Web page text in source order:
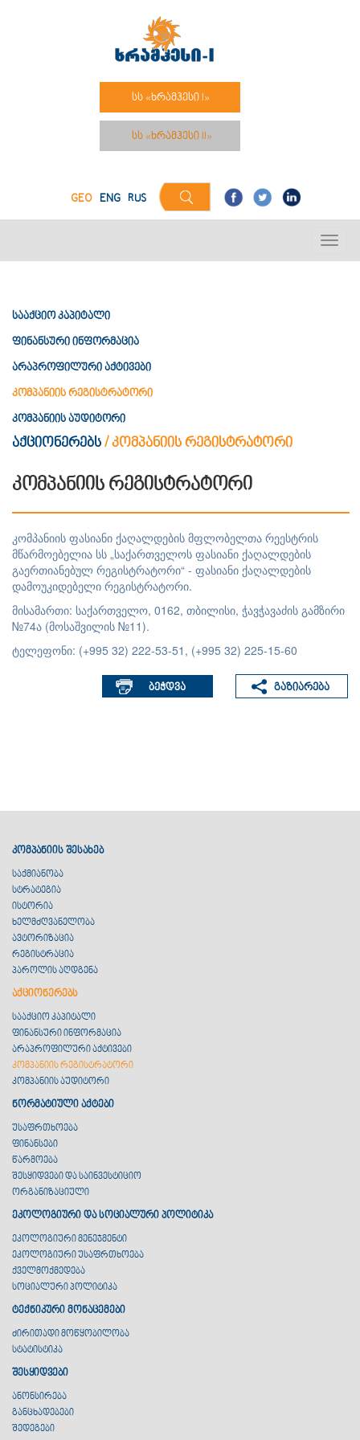
სს «ხრამჰესი I»
სს «ხრამჰესი II»
GEO ENG RUS
სააქციო კაპიტალი
ფინანსური ინფორმაცია
არაპროფილური აქტივები
კომპანიის რეგისტრატორი
კომპანიის აუდიტორი
აქციონერებს /კომპანიის რეგისტრატორი
კომპანიის რეგისტრატორი
კომპანიის ფასიანი ქაღალდების მფლობელთა რეესტრის
მწარმოებელია სს „საქართველოს ფასიანი ქაღალდების
გაერთიანებულ რეგისტრატორი“ - ფასიანი ქაღალდების
დამოუკიდებელი რეგისტრატორი.
მისამართი: საქართველო, 0162, თბილისი, ჭავჭავაძის გამზირი
№74ა (მოსაშვილის №11).
ტელეფონი: (+995 32) 222-53-51, (+995 32) 225-15-60
კომპანიის შესახებ
საქმიანობა
სტრატეგია
ისტორია
ხელმძღვანელობა
ავტორიზაცია
რეგისტრაცია
პაროლის აღდგენა
აქციონერებს
სააქციო კაპიტალი
ფინანსური ინფორმაცია
არაპროფილური აქტივები
კომპანიის რეგისტრატორი
კომპანიის აუდიტორი
ნორმატიული აქტები
უსაფრთხოება
ფინანსები
წარმოება
შესყიდვები და საინვესტიციო
ორგანიზაციული
ეკოლოგიური და სოციალური პოლიტიკა
ეკოლოგიური მენეჯმენტი
ეკოლოგიური უსაფრთხოება
ქველმოქმედება
სოციალური პოლიტიკა
ტექნიკური მონაცემები
ძირითადი მოწყობილობა
სტატისტიკა
შესყიდვები
ანონსირება
განცხადებები
შედეგები